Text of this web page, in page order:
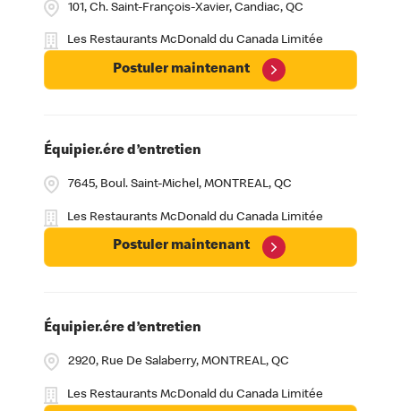
101, Ch. Saint-François-Xavier, Candiac, QC
Les Restaurants McDonald du Canada Limitée
Postuler maintenant
Équipier.ére d’entretien
7645, Boul. Saint-Michel, MONTREAL, QC
Les Restaurants McDonald du Canada Limitée
Postuler maintenant
Équipier.ére d’entretien
2920, Rue De Salaberry, MONTREAL, QC
Les Restaurants McDonald du Canada Limitée